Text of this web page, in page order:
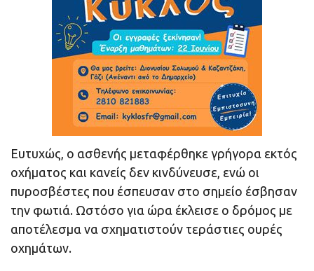
Ευτυχώς, ο ασθενής μεταφέρθηκε γρήγορα εκτός
οχήματος και κανείς δεν κινδύνευσε, ενώ οι
πυροσβέστες που έσπευσαν στο σημείο έσβησαν
την φωτιά. Ωστόσο για ώρα έκλεισε ο δρόμος με
αποτέλεσμα να σχηματιστούν τεράστιες ουρές
οχημάτων.